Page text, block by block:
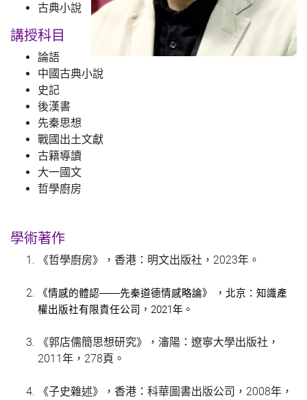
古典小說
講授科目
論語
中國古典小說
史記
後漢書
先秦思想
戰國出土文獻
古籍導讀
大一國文
哲學廚房
學術著作
《哲學廚房》，香港：明文出版社，2023年。
《情感的體認——先秦道德情感略論》 ，北京：知識產
權出版社有限責任公司
，2021年。
《郭店儒簡思想研究》，瀋陽：遼寧大學出版社，
2011年，278頁。
《子史雜述》，香港：科華圖書出版公司，2008年，